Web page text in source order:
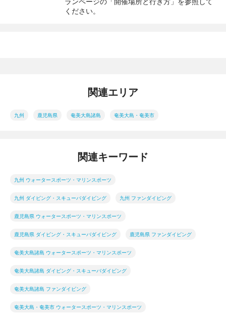
ください。
関連エリア
九州 鹿児島県 奄美大島諸島 奄美大島・奄美市
関連キーワード
九州 ウォータースポーツ・マリンスポーツ
九州 ダイビング・スキューバダイビング 九州 ファンダイビング
鹿児島県 ウォータースポーツ・マリンスポーツ
鹿児島県 ダイビング・スキューバダイビング 鹿児島県 ファンダイビング
奄美大島諸島 ウォータースポーツ・マリンスポーツ
奄美大島諸島 ダイビング・スキューバダイビング
奄美大島諸島 ファンダイビング
奄美大島・奄美市 ウォータースポーツ・マリンスポーツ